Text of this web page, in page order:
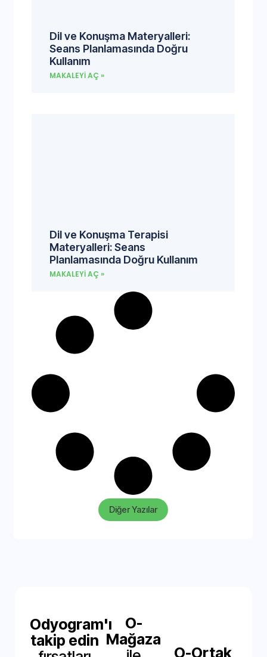
Dil ve Konuşma Materyalleri:
Seans Planlamasında Doğru
Kullanım
MAKALEYI AÇ »
Dil ve Konuşma Terapisi
Materyalleri: Seans
Planlamasında Doğru Kullanım
MAKALEYI AÇ »
Diğer Yazılar
Odyogram'ı
takip edin
O-
Mağaza
O-Ortak